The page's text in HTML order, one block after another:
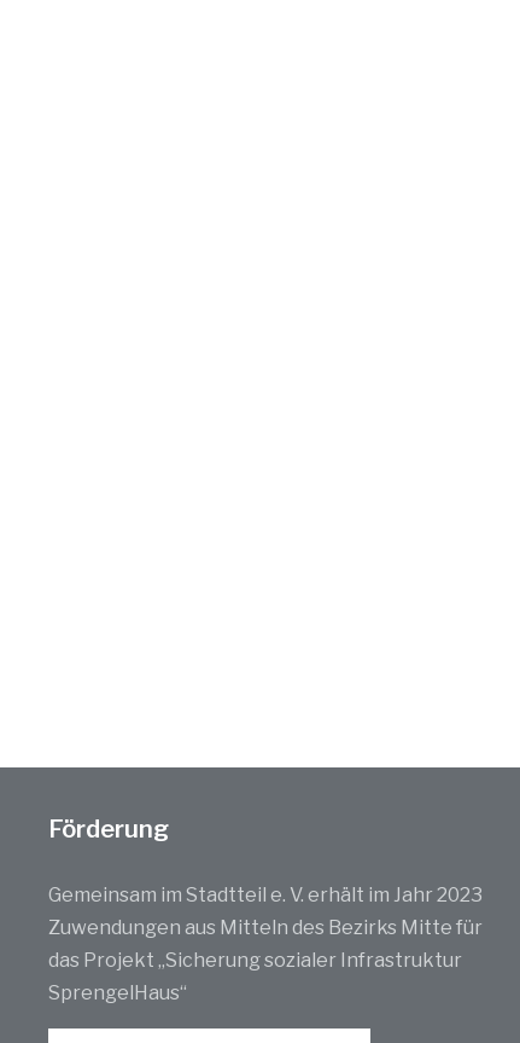
Förderung
Gemeinsam im Stadtteil e. V. erhält im Jahr 2023
Zuwendungen aus Mitteln des Bezirks Mitte für
das Projekt „Sicherung sozialer Infrastruktur
SprengelHaus“